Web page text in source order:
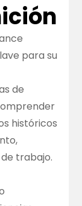
para su
de
históricos
trabajo.